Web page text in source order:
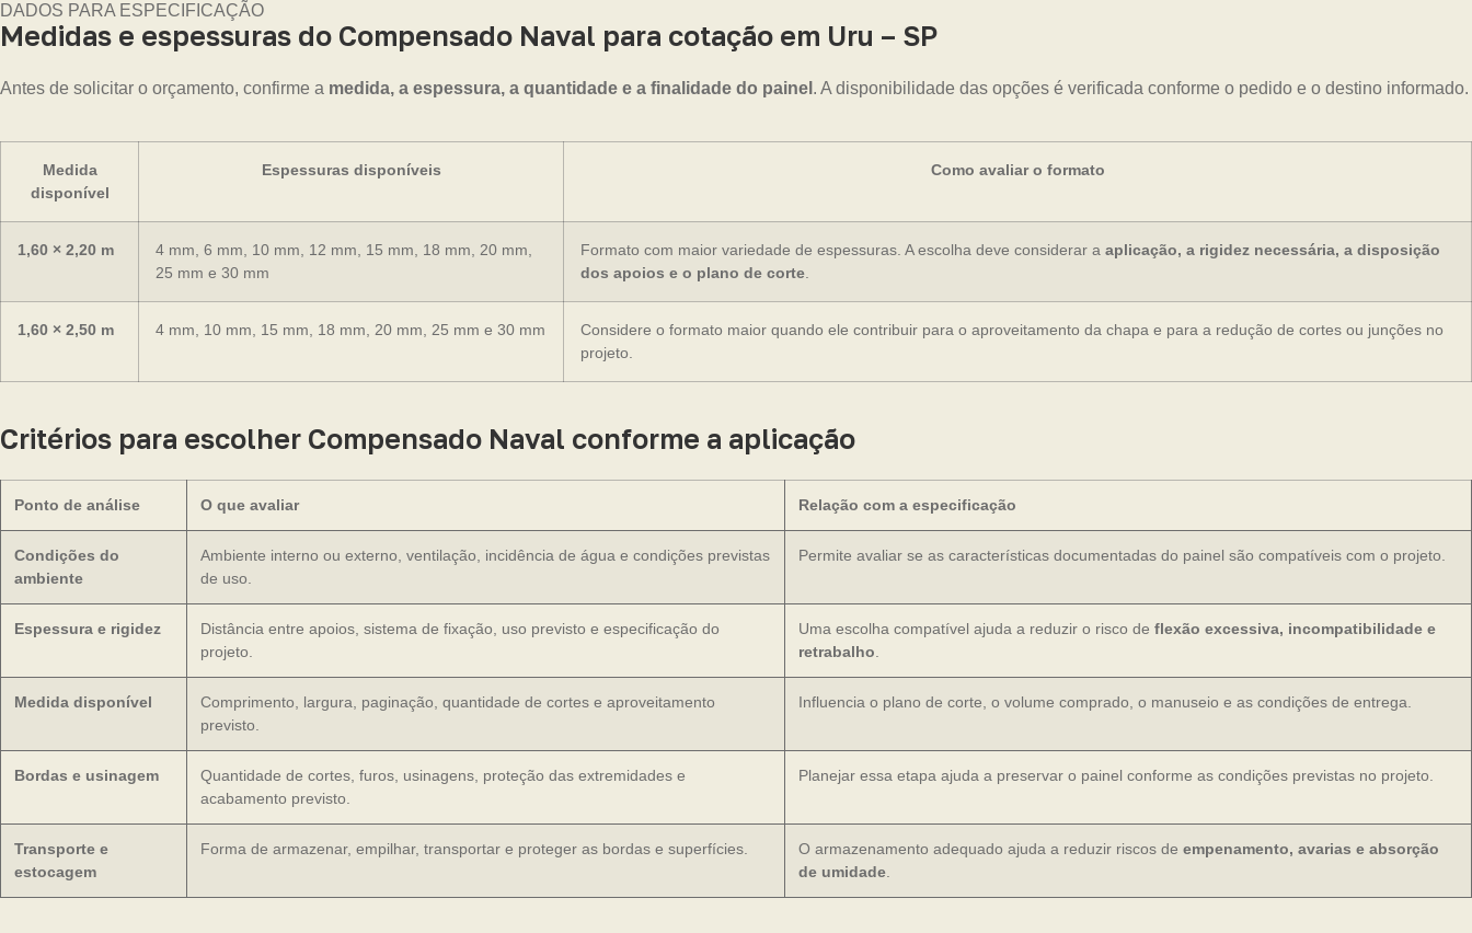
DADOS PARA ESPECIFICAÇÃO
Medidas e espessuras do Compensado Naval para cotação em Uru – SP
Antes de solicitar o orçamento, confirme a medida, a espessura, a quantidade e a finalidade do painel . A disponibilidade das opções é verificada conforme o pedido e o destino informado.
Medida
disponível
Espessuras disponíveis Como avaliar o formato
1,60 × 2,20 m
4 mm, 6 mm, 10 mm, 12 mm, 15 mm, 18 mm, 20 mm,
25 mm e 30 mm
Formato com maior variedade de espessuras. A escolha deve considerar a aplicação, a rigidez necessária, a disposição
dos apoios e o plano de corte
1,60 × 2,50 m 4 mm, 10 mm, 15 mm, 18 mm, 20 mm, 25 mm e 30 mm
Considere o formato maior quando ele contribuir para o aproveitamento da chapa e para a redução de cortes ou junções no
projeto.
Critérios para escolher Compensado Naval conforme a aplicação
Ponto de análise O que avaliar Relação com a especificação
Condições do
ambiente
Ambiente interno ou externo, ventilação, incidência de água e condições previstas
de uso.
Permite avaliar se as características documentadas do painel são compatíveis com o projeto.
Espessura e rigidez
Distância entre apoios, sistema de fixação, uso previsto e especificação do
projeto.
Uma escolha compatível ajuda a reduzir o risco de flexão excessiva, incompatibilidade e
retrabalho
Medida disponível
Comprimento, largura, paginação, quantidade de cortes e aproveitamento
previsto.
Influencia o plano de corte, o volume comprado, o manuseio e as condições de entrega.
Bordas e usinagem
Quantidade de cortes, furos, usinagens, proteção das extremidades e
acabamento previsto.
Planejar essa etapa ajuda a preservar o painel conforme as condições previstas no projeto.
Transporte e
estocagem
Forma de armazenar, empilhar, transportar e proteger as bordas e superfícies. O armazenamento adequado ajuda a reduzir riscos de empenamento, avarias e absorção
de umidade